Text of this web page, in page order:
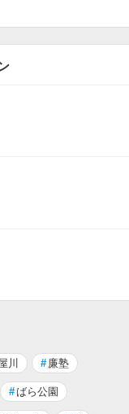
川 # 廉塾
#ばら公園